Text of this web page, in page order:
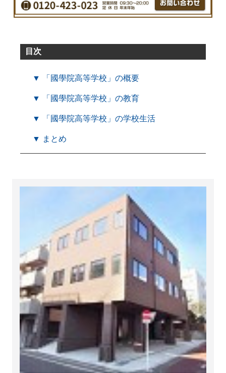
目次
▼ 「國學院高等学校」の概要
▼ 「國學院高等学校」の教育
▼ 「國學院高等学校」の学校生活
▼ まとめ